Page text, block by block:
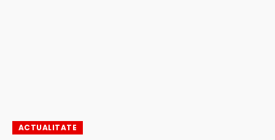
ACTUALITATE